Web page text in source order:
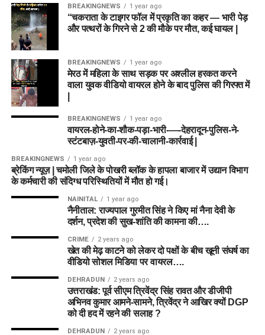
कप्तान / उप-कप्तान विकल्प:
Captain:
Vice-Captain:Rehan Ahmed या Joe Clarke
💣 Team 2: Grand League / Mega
Contest Combination (जोखिम भरी
विकेटकीपर (WK):Lhuan-dre Pretorius (C), Joe Clarke
Dewald Brevis, Mitchell Owen, Sean
Dickson
ऑलराउंडर (ALL):Liam Livingstone, David Willey,
Jamie Overton
गेंदबाज (BOWL):Adam Milne, Usman Tariq (VC), Tom
कप्तान / उप-कप्तान विकल्प:
BREAKINGNEWS 1 year ago
“चकराता के टाइगर फॉल में प्रकृति का कहर — भारी पेड़
और पत्थरों के गिरने से 2 की मौके पर मौत, कई घायल |
BREAKINGNEWS 1 year ago
मेरठ में महिला के साथ सड़क पर अश्लील हरकत करने
वाला युवक वीडियो वायरल होने के बाद पुलिस की गिरफ्त में
BREAKINGNEWS 1 year ago
वायरल-होने-का-शौक-पड़ा-भारी-—-देहरादून-पुलिस-ने-
स्टंटबाज़-युवती-पर-की-चालानी-कार्रवाई |
BREAKINGNEWS 1 year ago
ब्रेकिंग न्यूज़ | चमोली जिले के पोखरी ब्लॉक के हापला बाजार में उद्यान विभाग
के कर्मचारी की संदिग्ध परिस्थितियों में मौत हो गई।
NAINITAL 1 year ago
नैनीताल: राज्यपाल गुरमीत सिंह ने किए मां नैना देवी के
दर्शन, प्रदेश की सुख-शांति की कामना की….
CRIME 2 years ago
खेत की मेढ़ काटने को लेकर दो पक्षों के बीच खूनी संघर्ष का
वीडियो सोशल मिडिया पर वायरल….
DEHRADUN 2 years ago
उत्तराखंड: पूर्व सीएम त्रिवेंद्र सिंह रावत और डीजीपी
अभिनव कुमार आमने-सामने, त्रिवेंद्र ने आखिर क्यों DGP
को दी हद में रहने की सलाह ?
DEHRADUN 2 years ago